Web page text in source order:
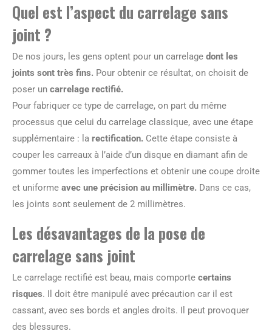
Quel est l’aspect du carrelage sans
joint ?
De nos jours, les gens optent pour un carrelage dont les
joints sont très fins. Pour obtenir ce résultat, on choisit de
poser un carrelage rectifié.
Pour fabriquer ce type de carrelage, on part du même
processus que celui du carrelage classique, avec une étape
supplémentaire : la rectification. Cette étape consiste à
couper les carreaux à l’aide d’un disque en diamant afin de
gommer toutes les imperfections et obtenir une coupe droite
et uniforme avec une précision au millimètre. Dans ce cas,
les joints sont seulement de 2 millimètres.
Les désavantages de la pose de
carrelage sans joint
Le carrelage rectifié est beau, mais comporte certains
risques. Il doit être manipulé avec précaution car il est
cassant, avec ses bords et angles droits. Il peut provoquer
des blessures.